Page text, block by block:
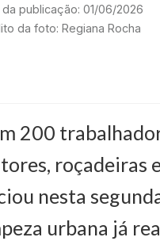
da publicação: 01/06/2026
da foto: Regiana Rocha
200
roçadeiras
nesta
urbana já